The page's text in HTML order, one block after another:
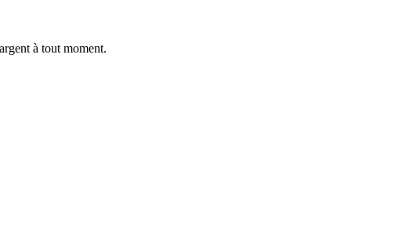
à tout moment.